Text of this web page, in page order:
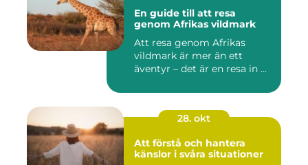
En guide till att resa
genom Afrikas vildmark
Att resa genom Afrikas
vildmark är mer än ett
äventyr – det är en resa in ...
28. okt
Att förstå och hantera
känslor i svåra situationer